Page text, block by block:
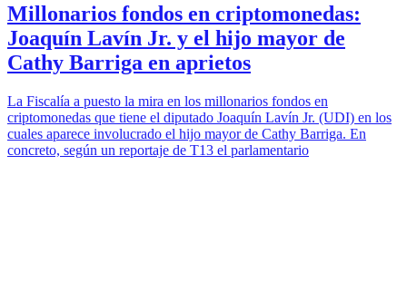
Millonarios fondos en criptomonedas:
Joaquín Lavín Jr. y el hijo mayor de
Cathy Barriga en aprietos
La Fiscalía a puesto la mira en los millonarios fondos en
criptomonedas que tiene el diputado Joaquín Lavín Jr. (UDI) en los
cuales aparece involucrado el hijo mayor de Cathy Barriga. En
concreto, según un reportaje de T13 el parlamentario